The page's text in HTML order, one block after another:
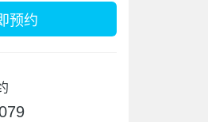
预约